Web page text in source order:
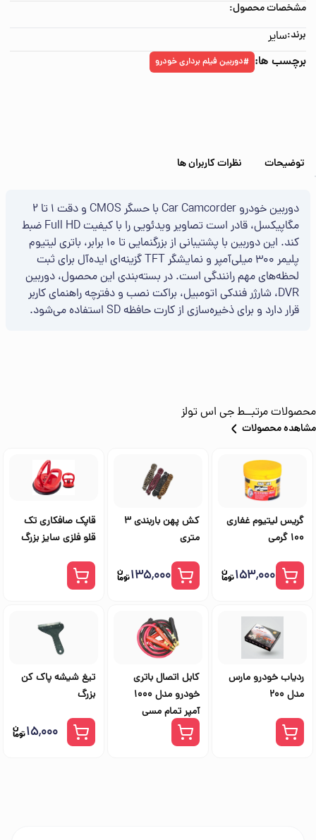
مشخصات محصول:
برند:سایر
برچسب ها: #دوربین فیلم برداری خودرو
توضیحات نظرات کاربران ها
دوربین خودرو Car Camcorder با حسگر CMOS و دقت ۱ تا ۲
مگاپیکسل، قادر است تصاویر ویدئویی را با کیفیت Full HD ضبط
کند. این دوربین با پشتیبانی از بزرگنمایی تا ۱۰ برابر، باتری لیتیوم
پلیمر ۳۰۰ میلی‌آمپر و نمایشگر TFT گزینه‌ای ایده‌آل برای ثبت
لحظه‌های مهم رانندگی است. در بسته‌بندی این محصول، دوربین
DVR، شارژر فندکی اتومبیل، براکت نصب و دفترچه راهنمای کاربر
قرار دارد و برای ذخیره‌سازی از کارت حافظه SD استفاده می‌شود.
محصولات مرتبــطجی اس تولز
مشاهده محصولات
گریس لیتیوم غفاری
100 گرمی
۱۵۳٬۰۰۰
کش پهن باربندی 3
متری
۱۳۵٬۰۰۰
قاپک صافکاری تک
قلو فلزی سایز بزرگ
ردیاب خودرو مارس
مدل 200
کابل اتصال باتری
خودرو مدل 1000
آمپر تمام مسی
تیغ شیشه پاک کن
بزرگ
۱۵٬۰۰۰